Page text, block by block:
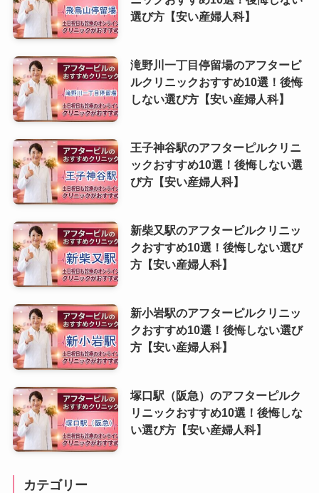
選び方【安い産婦人科】
滝野川一丁目停留場のアフターピ
ルクリニックおすすめ10選！後悔
しない選び方【安い産婦人科】
王子神谷駅のアフターピルクリニ
ックおすすめ10選！後悔しない選
び方【安い産婦人科】
新柴又駅のアフターピルクリニッ
クおすすめ10選！後悔しない選び
方【安い産婦人科】
新小岩駅のアフターピルクリニッ
クおすすめ10選！後悔しない選び
方【安い産婦人科】
塚口駅（阪急）のアフターピルク
リニックおすすめ10選！後悔しな
い選び方【安い産婦人科】
カテゴリー